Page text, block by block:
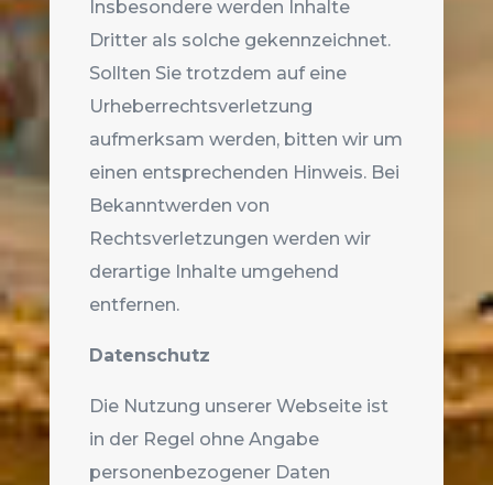
Insbesondere werden Inhalte
Dritter als solche gekennzeichnet.
Sollten Sie trotzdem auf eine
Urheberrechtsverletzung
aufmerksam werden, bitten wir um
einen entsprechenden Hinweis. Bei
Bekanntwerden von
Rechtsverletzungen werden wir
derartige Inhalte umgehend
entfernen.
Datenschutz
Die Nutzung unserer Webseite ist
in der Regel ohne Angabe
personenbezogener Daten